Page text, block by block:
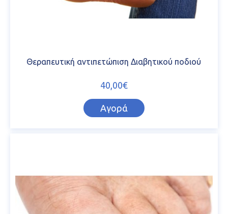
Θεραπευτική αντιπετώπιση Διαβητικού ποδιού
40,00€
Αγορά